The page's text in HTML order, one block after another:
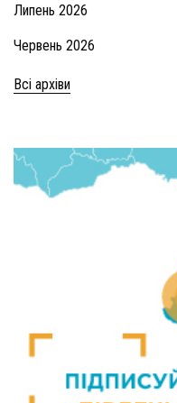
Липень 2026
Червень 2026
Всі архіви